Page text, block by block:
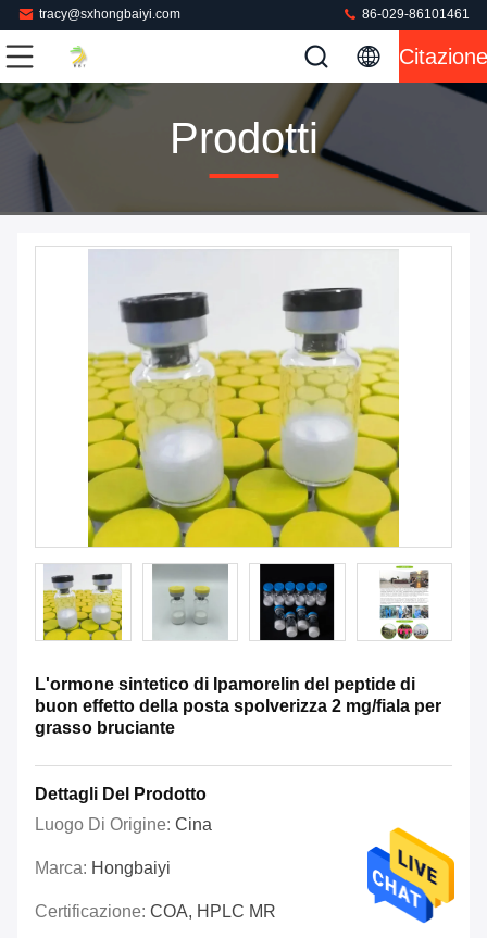
tracy@sxhongbaiyi.com 86-029-86101461
Citazione
Prodotti
L'ormone sintetico di Ipamorelin del peptide di
buon effetto della posta spolverizza 2 mg/fiala per
grasso bruciante
Dettagli Del Prodotto
Luogo Di Origine: Cina
Marca: Hongbaiyi
Certificazione: COA, HPLC MR